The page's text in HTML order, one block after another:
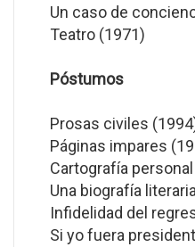
Un caso de
Teatro (1971)
Póstumos
Prosas civiles
Páginas impares
Cartografía
Una biografía
Infidelidad del
Si yo fuera